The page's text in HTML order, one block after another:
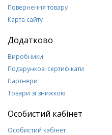
Повернення товару
Карта сайту
Додатково
Виробники
Подарункові сертифікати
Партнери
Товари зі знижкою
Особистий кабінет
Особистий кабінет